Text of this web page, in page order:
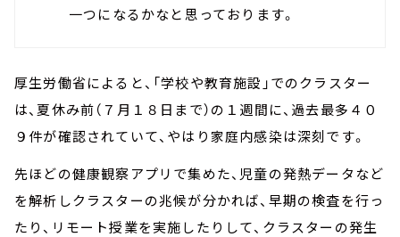
一つになるかなと思っております。
厚生労働省によると、「学校や教育施設」でのクラスター
は、夏休み前（７月１８日まで）の１週間に、過去最多４０
９件が確認されていて、やはり家庭内感染は深刻です。
先ほどの健康観察アプリで集めた、児童の発熱データなど
を解析しクラスターの兆候が分かれば、早期の検査を行っ
たり、リモート授業を実施したりして、クラスターの発生